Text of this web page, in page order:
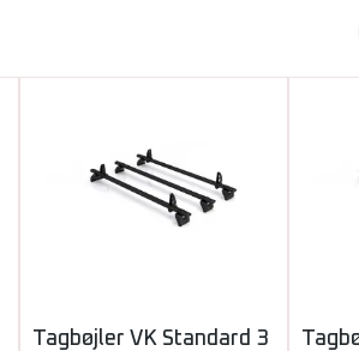
Tagbøjler VK Standard 3